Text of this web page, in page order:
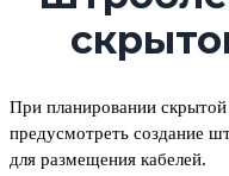
При планировании
предусмотреть создание
для размещения кабелей.